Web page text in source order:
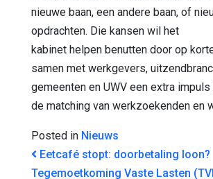
nieuwe baan, een andere baan, of
opdrachten. Die kansen wil het
kabinet helpen benutten door op
samen met werkgevers,
gemeenten en UWV een extra
de matching van werkzoekenden en
Posted in Nieuws
BERICHT NAVIGATIE
Eetcafé stopt: doorbetaling loon?
Tegemoetkoming Vaste Lasten